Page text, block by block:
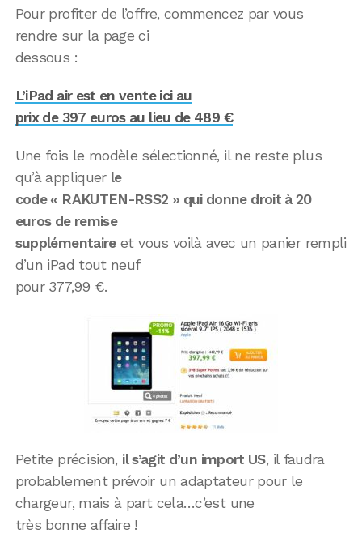
Pour profiter de l’offre, commencez par vous
rendre sur la page ci
dessous :
L’iPad air est en vente ici au
prix de 397 euros au lieu de 489 €
Une fois le modèle sélectionné, il ne reste plus
qu’à appliquer le
code « RAKUTEN-RSS2 » qui donne droit à 20
euros de remise
supplémentaireet vous voilà avec un panier rempli
d’un iPad tout neuf
pour 377,99 €.
Petite précision, il s’agit d’un import US, il faudra
probablement prévoir un adaptateur pour le
chargeur, mais à part cela…c’est une
très bonne affaire !